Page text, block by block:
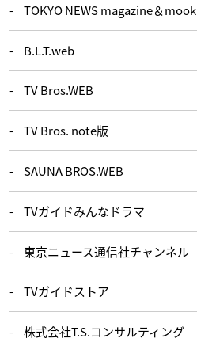
TOKYO NEWS magazine＆mook
B.L.T.web
TV Bros.WEB
TV Bros. note版
SAUNA BROS.WEB
TVガイドみんなドラマ
東京ニュース通信社チャンネル
TVガイドストア
株式会社T.S.コンサルティング